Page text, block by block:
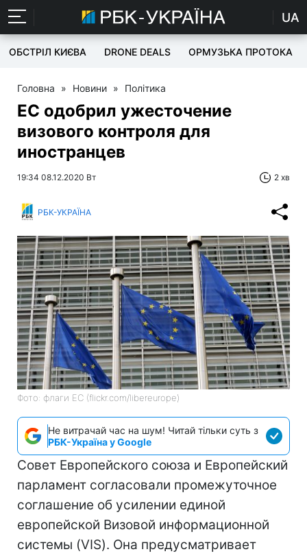
UA
ОБСТРІЛ КИЄВА DRONE DEALS ОРМУЗЬКА ПРОТОКА
Головна » Новини » Політика
ЕС одобрил ужесточение
визового контроля для
иностранцев
19:34 08.12.2020 Вт 2 хв
РБК-УКРАЇНА
Фото: флаги ЕС (flickr.com/libereurope)
Не витрачай час на шум! Читай тільки суть з
РБК-Україна у Google
Совет Европейского союза и Европейский
парламент согласовали промежуточное
соглашение об усилении единой
европейской Визовой информационной
системы (VIS). Она предусматривает